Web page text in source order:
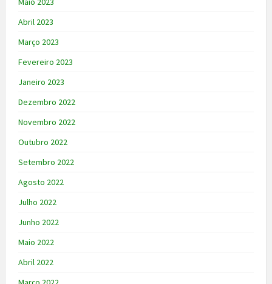
Abril 2023
Março 2023
Fevereiro 2023
Janeiro 2023
Dezembro 2022
Novembro 2022
Outubro 2022
Setembro 2022
Agosto 2022
Julho 2022
Junho 2022
Maio 2022
Abril 2022